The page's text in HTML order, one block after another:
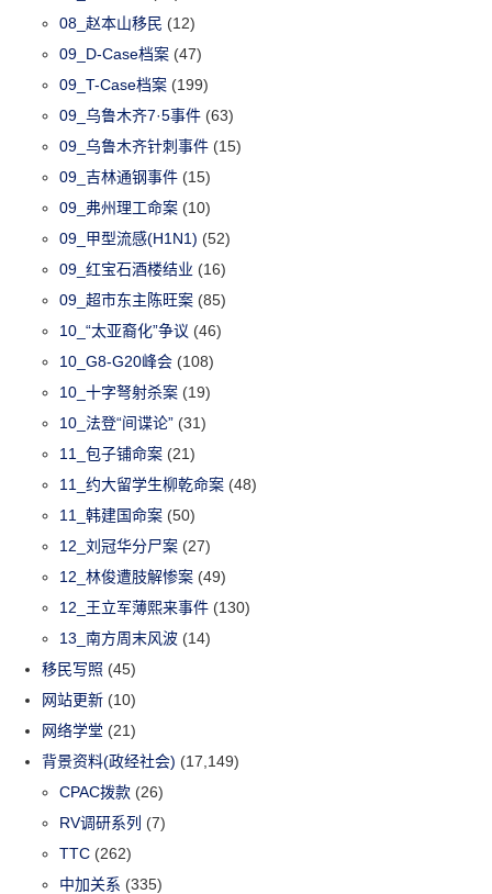
08_赵本山移民 (12)
09_D-Case档案 (47)
09_T-Case档案 (199)
09_乌鲁木齐7·5事件 (63)
09_乌鲁木齐针刺事件 (15)
09_吉林通钢事件 (15)
09_弗州理工命案 (10)
09_甲型流感(H1N1) (52)
09_红宝石酒楼结业 (16)
09_超市东主陈旺案 (85)
10_“太亚裔化”争议 (46)
10_G8-G20峰会 (108)
10_十字弩射杀案 (19)
10_法登“间谍论” (31)
11_包子铺命案 (21)
11_约大留学生柳乾命案 (48)
11_韩建国命案 (50)
12_刘冠华分尸案 (27)
12_林俊遭肢解惨案 (49)
12_王立军薄熙来事件 (130)
13_南方周末风波 (14)
移民写照 (45)
网站更新 (10)
网络学堂 (21)
背景资料(政经社会) (17,149)
CPAC拨款 (26)
RV调研系列 (7)
TTC (262)
中加关系 (335)